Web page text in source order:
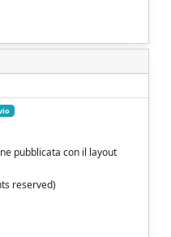
pubblicata con il layout
reserved)